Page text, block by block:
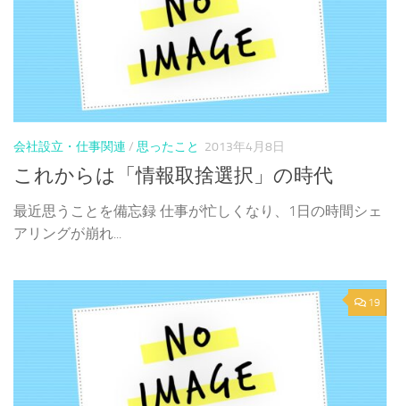
会社設立・仕事関連 / 思ったこと 2013年4月8日
これからは「情報取捨選択」の時代
最近思うことを備忘録 仕事が忙しくなり、1日の時間シェ
アリングが崩れ...
19